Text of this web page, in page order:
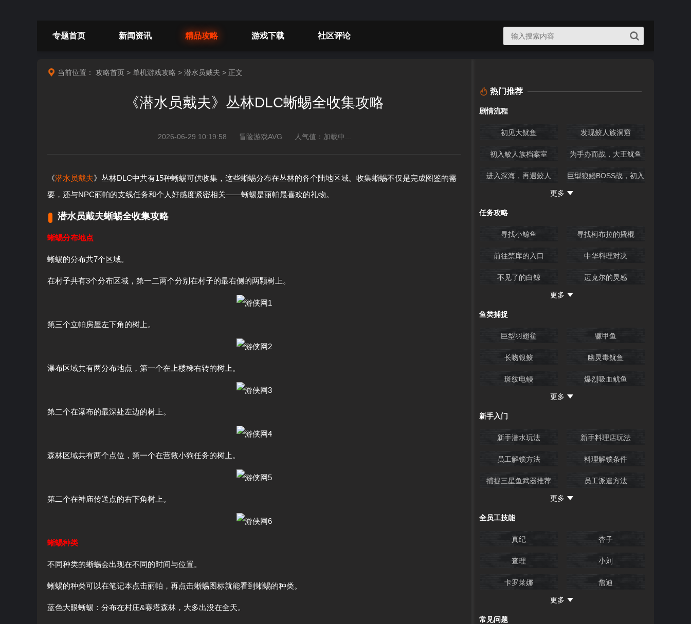
专题首页 新闻资讯 精品攻略 游戏下载 社区评论
当前位置： 攻略首页 > 单机游戏攻略 > 潜水员戴夫 > 正文
《潜水员戴夫》丛林DLC蜥蜴全收集攻略
2026-06-29 10:19:58 冒险游戏AVG 人气值： 加载中...
《潜水员戴夫》丛林DLC中共有15种蜥蜴可供收集，这些蜥蜴分布在丛林的各个陆地区域。收集蜥蜴不仅是完成图鉴的需
要，还与NPC丽帕的支线任务和个人好感度紧密相关——蜥蜴是丽帕最喜欢的礼物。
潜水员戴夫蜥蜴全收集攻略
蜥蜴分布地点
蜥蜴的分布共7个区域。
在村子共有3个分布区域，第一二两个分别在村子的最右侧的两颗树上。
第三个立帕房屋左下角的树上。
瀑布区域共有两分布地点，第一个在上楼梯右转的树上。
第二个在瀑布的最深处左边的树上。
森林区域共有两个点位，第一个在营救小狗任务的树上。
第二个在神庙传送点的右下角树上。
蜥蜴种类
不同种类的蜥蜴会出现在不同的时间与位置。
蜥蜴的种类可以在笔记本点击丽帕，再点击蜥蜴图标就能看到蜥蜴的种类。
蓝色大眼蜥蜴：分布在村庄&赛塔森林，大多出没在全天。
热门推荐
剧情流程
初见大鱿鱼 发现鲛人族洞窟
初入鲛人族档案室
为手办而战，大王鱿鱼
进入深海，再遇鲛人
巨型狼鳗BOSS战，初入
巨型狼鳗BOSS战，探访
巨型水天使BOSS战
卡车寄居蟹BOSS战
救助小鲸鱼，尖吻鲨
BOSS战
支线任务上 支线任务下
丧尸鲛人、蓝海团BOSS 冰川通道之路
小猫咪莫莫的秘密
更多
任务攻略
寻找小鲸鱼 寻找柯布拉的撬棍
前往禁库的入口 中华料理对决
不见了的白鲸 迈克尔的灵感
冰河通道深处
婚礼祝歌记录
更多
鱼类捕捉
巨型羽翅鲎 镰甲鱼
长吻银鲛 幽灵毒鱿鱼
斑纹电鳗 爆烈吸血鱿鱼
魔法水母
青瞻星鱼
更多
新手入门
新手潜水玩法 新手料理店玩法
员工解锁方法 料理解锁条件
捕捉三星鱼武器推荐 员工派遣方法
更多
全员工技能
真纪 杏子
查理 小刘
卡罗莱娜 詹迪
更多
常见问题